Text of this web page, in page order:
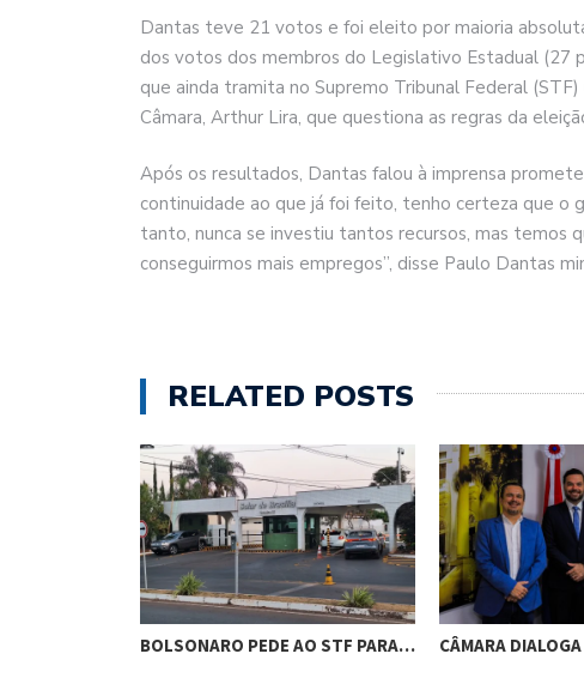
Dantas teve 21 votos e foi eleito por maioria
dos votos dos membros do Legislativo Estadual (27
que ainda tramita no Supremo Tribunal Federal
Câmara, Arthur Lira, que questiona as regras da
Após os resultados, Dantas falou à imprensa
continuidade ao que já foi feito, tenho certeza que o
tanto, nunca se investiu tantos recursos, mas temos
conseguirmos mais empregos”, disse Paulo Dantas
RELATED POSTS
BOLSONARO PEDE AO STF PARA… CÂMARA